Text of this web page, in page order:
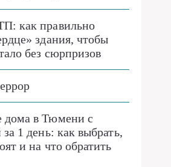
как правильно
здания, чтобы
без сюрпризов
дома в Тюмени с
за 1 день: как выбрать,
и на что обратить